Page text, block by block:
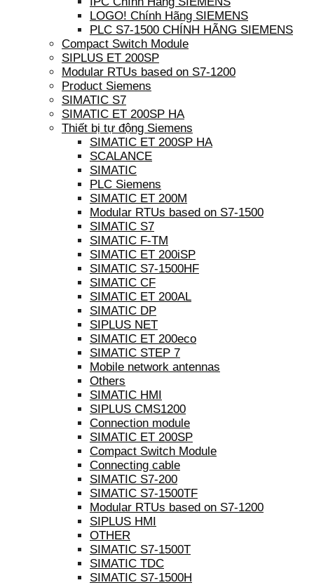
LOGO! Chính Hãng SIEMENS
PLC S7-1500 CHÍNH HÃNG SIEMENS
Compact Switch Module
SIPLUS ET 200SP
Modular RTUs based on S7-1200
Product Siemens
SIMATIC S7
SIMATIC ET 200SP HA
Thiết bị tự động Siemens
SIMATIC ET 200SP HA
SCALANCE
SIMATIC
PLC Siemens
SIMATIC ET 200M
Modular RTUs based on S7-1500
SIMATIC S7
SIMATIC F-TM
SIMATIC ET 200iSP
SIMATIC S7-1500HF
SIMATIC CF
SIMATIC ET 200AL
SIMATIC DP
SIPLUS NET
SIMATIC ET 200eco
SIMATIC STEP 7
Mobile network antennas
Others
SIMATIC HMI
SIPLUS CMS1200
Connection module
SIMATIC ET 200SP
Compact Switch Module
Connecting cable
SIMATIC S7-200
SIMATIC S7-1500TF
Modular RTUs based on S7-1200
SIPLUS HMI
OTHER
SIMATIC S7-1500T
SIMATIC TDC
SIMATIC S7-1500H